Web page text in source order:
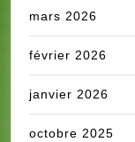
mars 2026
février 2026
janvier 2026
octobre 2025